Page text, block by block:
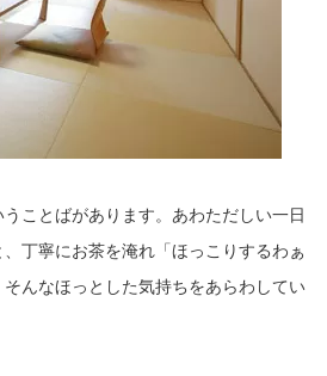
ことばがあります。あわただしい一日
丁寧にお茶を淹れ「ほっこりするわぁ
んなほっとした気持ちをあらわしてい